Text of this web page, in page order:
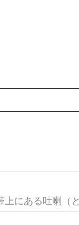
にある吐喇（